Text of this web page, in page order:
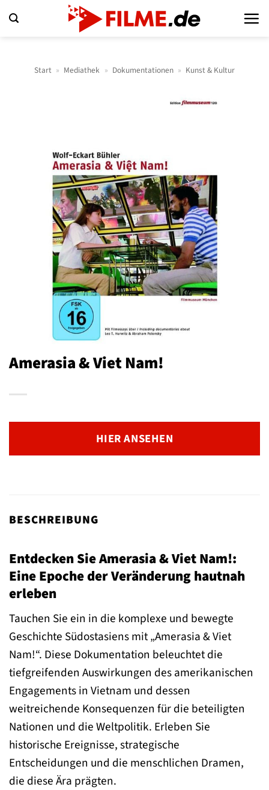
Inhalt
Start » Mediathek » Dokumentationen » Kunst & Kultur
Amerasia & Viet Nam!
HIER ANSEHEN
BESCHREIBUNG
Entdecken Sie Amerasia & Viet Nam!:
Eine Epoche der Veränderung hautnah
erleben
Tauchen Sie ein in die komplexe und bewegte
Geschichte Südostasiens mit „Amerasia & Viet
Nam!“. Diese Dokumentation beleuchtet die
tiefgreifenden Auswirkungen des amerikanischen
Engagements in Vietnam und dessen
weitreichende Konsequenzen für die beteiligten
Nationen und die Weltpolitik. Erleben Sie
historische Ereignisse, strategische
Entscheidungen und die menschlichen Dramen,
die diese Ära prägten.